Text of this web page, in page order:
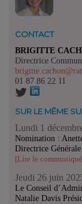
CONTACT
BRIGITTE
Directrice
01 87 86 22 11
SUR LE MÊME
Lundi 1
Nomination :
Directrice
[Lire le
Jeudi 26 juin
Le Conseil
Natalie Davis